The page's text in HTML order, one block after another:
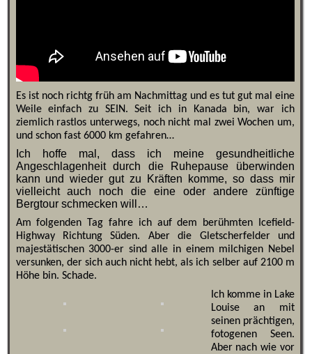
Es ist noch richtg früh am Nachmittag und es tut gut mal eine
Weile einfach zu SEIN. Seit ich in Kanada bin, war ich
ziemlich rastlos unterwegs, noch nicht mal zwei Wochen um,
und schon fast 6000 km gefahren…
Ich hoffe mal, dass ich meine gesundheitliche
Angeschlagenheit durch die Ruhepause überwinden
kann und wieder gut zu Kräften komme, so dass mir
vielleicht auch noch die eine oder andere zünftige
Bergtour schmecken will…
Am folgenden Tag fahre ich auf dem berühmten Icefield-
Highway Richtung Süden. Aber die Gletscherfelder und
majestätischen 3000-er sind alle in einem milchigen Nebel
versunken, der sich auch nicht hebt, als ich selber auf 2100 m
Höhe bin. Schade.
Ich komme in Lake
Louise an mit
seinen prächtigen,
fotogenen Seen.
Aber nach wie vor